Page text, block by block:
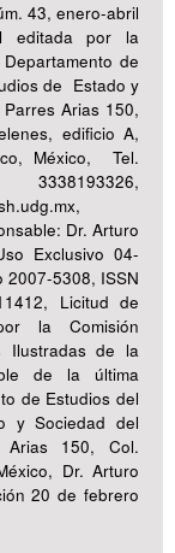
43, enero-abril
editada por la
de
de Estado y
Arias 150,
edificio A,
México, Tel.
Dr. Arturo
Exclusivo 04-
2007-5308, ISSN
Licitud de
la Comisión
Ilustradas de la
de la última
de Estudios del
y Sociedad del
Arias 150, Col.
Dr. Arturo
20 de febrero